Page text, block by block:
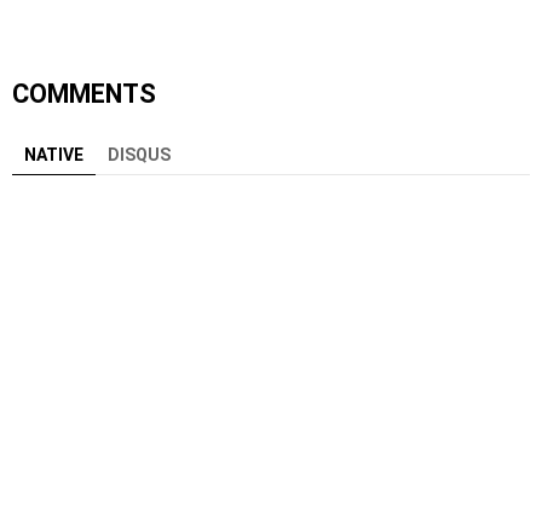
COMMENTS
NATIVE DISQUS